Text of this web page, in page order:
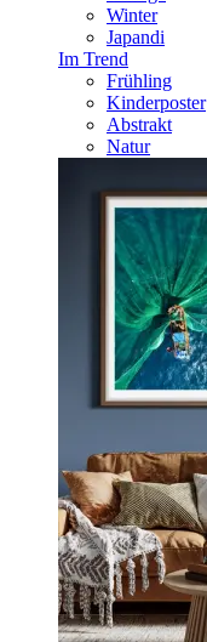
Winter
Japandi
Im Trend
Frühling
Kinderposter
Abstrakt
Natur